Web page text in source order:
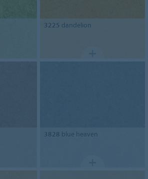
3225 dandelion
3828 blue heaven